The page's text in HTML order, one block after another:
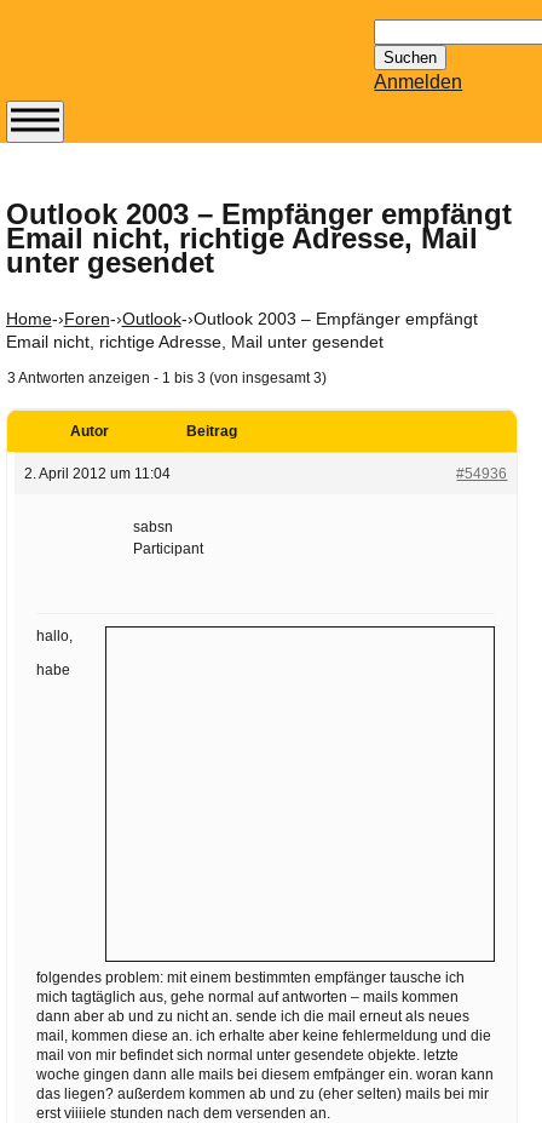
nach:
Anmelden
Outlook 2003 – Empfänger empfängt
Email nicht, richtige Adresse, Mail
unter gesendet
Home-›Foren-›Outlook-›Outlook 2003 – Empfänger empfängt
Email nicht, richtige Adresse, Mail unter gesendet
3 Antworten anzeigen - 1 bis 3 (von insgesamt 3)
Autor Beitrag
2. April 2012 um 11:04 #54936
sabsn
Participant
hallo,
habe
folgendes problem: mit einem bestimmten empfänger tausche ich
mich tagtäglich aus, gehe normal auf antworten – mails kommen
dann aber ab und zu nicht an. sende ich die mail erneut als neues
mail, kommen diese an. ich erhalte aber keine fehlermeldung und die
mail von mir befindet sich normal unter gesendete objekte. letzte
woche gingen dann alle mails bei diesem emfpänger ein. woran kann
das liegen? außerdem kommen ab und zu (eher selten) mails bei mir
erst viiiiele stunden nach dem versenden an.
Abonnieren Sie den
erscheinenden
Newsletter von
Mailhilfe.de
Der ständig aktuelle
Tipps zu Thema
Email für Sie
Wie z.B. Outlook,
GMail, Thunderbird
oder auch
Ihre E-Mail